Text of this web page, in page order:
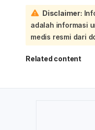
berbahaya pada
Sangat penting
rumah sakit atau
mendapatkan
Dehidrasi pada
dan berbahaya jika
sedikit, seperti
Disclaimer:
adalah informasi
medis resmi dari
Related content